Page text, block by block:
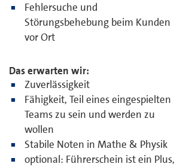
Fehlersuche und
Störungsbehebung beim Kunden
vor Ort
Das erwarten wir:
Zuverlässigkeit
Fähigkeit, Teil eines eingespielten
Teams zu sein und werden zu
wollen
Stabile Noten in Mathe & Physik
optional: Führerschein ist ein Plus,